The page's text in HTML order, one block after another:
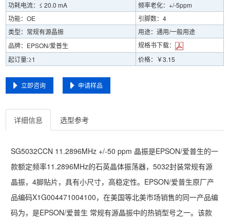
功耗电流：≤ 20.0 mA
频率老化：+/-5ppm
功能：OE
引脚数：4
类型：常规有源晶振
用途：通用/一般用途
品牌：EPSON/爱普生
规格书下载：
起订量:≥1
价格：￥3.15
立即咨询 申请样品
详细信息 选型参考
SG5032CCN 11.2896MHz +/-50 ppm 晶振是EPSON/爱普生的一
款额定频率11.2896MHz的石英晶体振荡器，5032封装常规有源
晶振，4脚贴片，具有小尺寸，高稳定性。EPSON/爱普生原厂产
品编码X1G004471004100，在美国等北美市场销售的同一产品编
码为，是EPSON/爱普生 常规有源晶振中的热销型号之一。该款